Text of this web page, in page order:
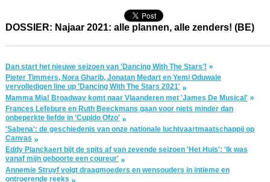
DOSSIER: Najaar 2021: alle plannen, alle zenders! (BE)
Dan start het nieuwe seizoen van 'Dancing With The Stars'!
Pieter Timmers, Nora Gharib, Jonatan Medart en Yemi Oduwale
vervolledigen line up 'Dancing With The Stars 2021'
Mamma Mia! Broadway komt naar Vlaanderen met 'James De Musical'
Frances Lefebure en Ruth Beeckmans gaan voor niets minder dan
onbeperkte liefde in 'Cupido Ofzo'
'Sabena': de geschiedenis van onze nationale luchtvaartmaatschappij op
Canvas
Eddy Planckaert bijt de spits af van zevende seizoen 'Het Huis': 'Ik was
vanaf mijn geboorte een coureur'
Annemie Struyf volgt draagmoeders en wensouders in intieme en
ontroerende reeks